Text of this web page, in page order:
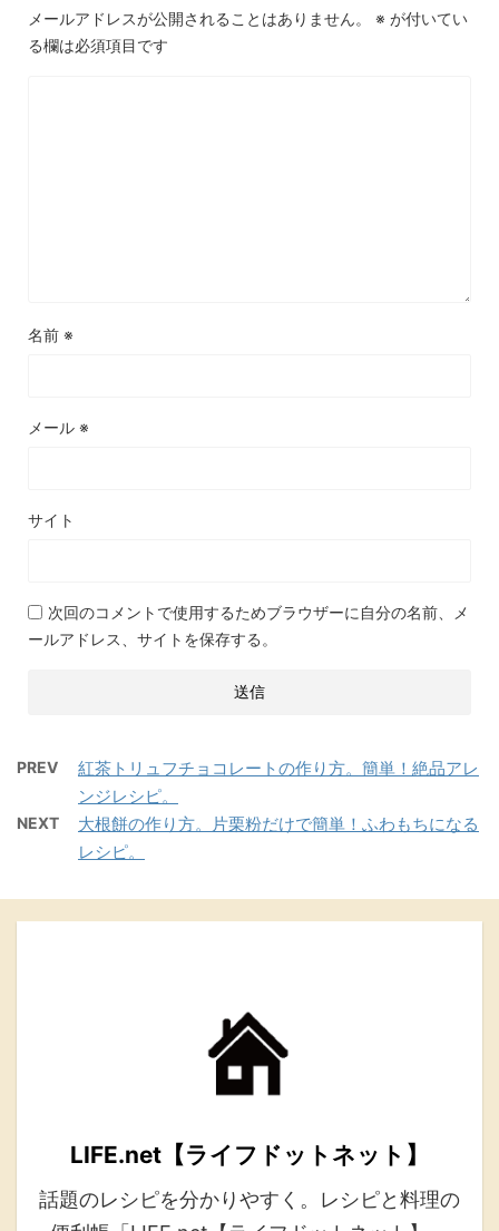
メールアドレスが公開されることはありません。 ※ が付いてい
る欄は必須項目です
名前 ※
メール ※
サイト
次回のコメントで使用するためブラウザーに自分の名前、メ
ールアドレス、サイトを保存する。
PREV
紅茶トリュフチョコレートの作り方。簡単！絶品アレ
ンジレシピ。
NEXT
大根餅の作り方。片栗粉だけで簡単！ふわもちになる
レシピ。
LIFE.net【ライフドットネット】
話題のレシピを分かりやすく。レシピと料理の